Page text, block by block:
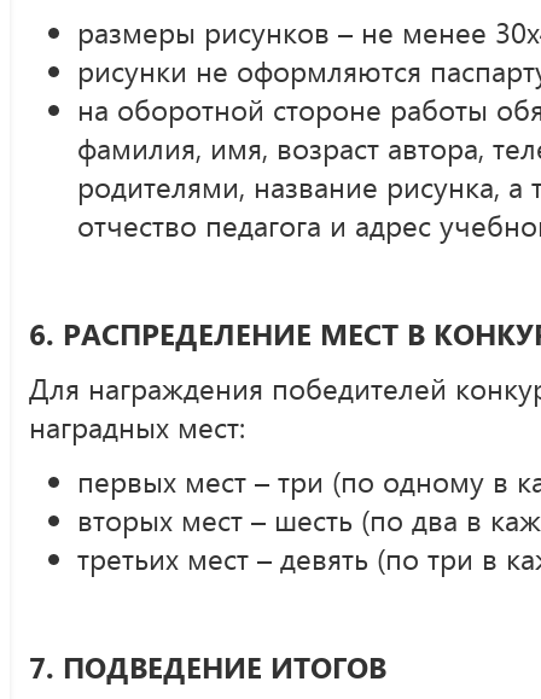
размеры рисунков – не менее
рисунки не оформляются
на оборотной стороне работы
фамилия, имя, возраст автора,
родителями, название рисунка,
отчество педагога и адрес
6. РАСПРЕДЕЛЕНИЕ МЕСТ В
Для награждения победителей
наградных мест:
первых мест – три (по одному в
вторых мест – шесть (по два в
третьих мест – девять (по три в
7. ПОДВЕДЕНИЕ ИТОГОВ